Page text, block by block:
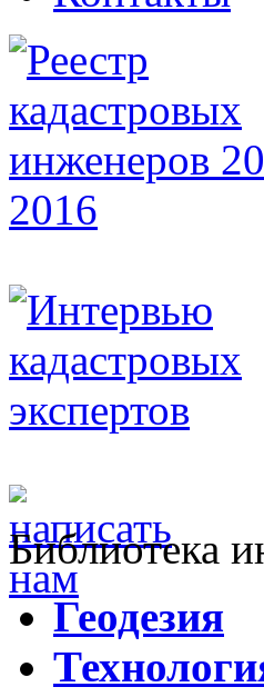
Библиотека
Геодезия
Т